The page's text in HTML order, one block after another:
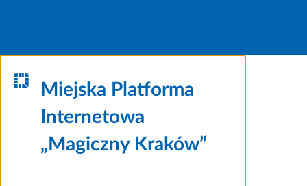
Miejska Platforma
Internetowa
„Magiczny Kraków”